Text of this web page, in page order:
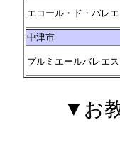
エコール・ド・バレ
中津市
プルミエールバレエ
▼お